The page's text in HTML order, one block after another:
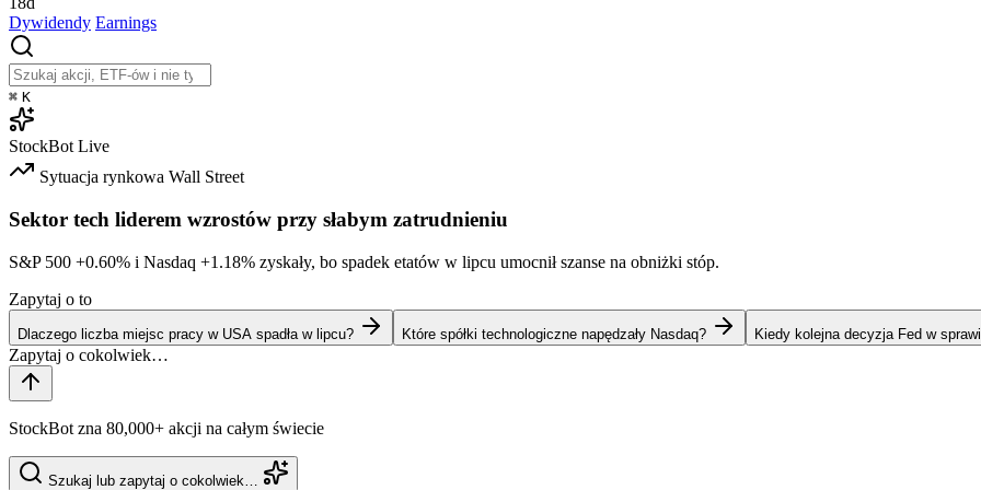
Dywidendy Earnings
⌘ K
StockBot Live
Sytuacja rynkowa Wall Street
Sektor tech liderem wzrostów przy słabym zatrudnieniu
S&P 500 +0.60% i Nasdaq +1.18% zyskały, bo spadek etatów w lipcu umocnił szanse na obniżki stóp.
Zapytaj o to
Dlaczego liczba miejsc pracy w USA spadła w lipcu? Które spółki technologiczne napędzały Nasdaq? Kiedy kolejna decyzja Fed w
StockBot zna 80,000+ akcji na całym świecie
Szukaj lub zapytaj o cokolwiek…